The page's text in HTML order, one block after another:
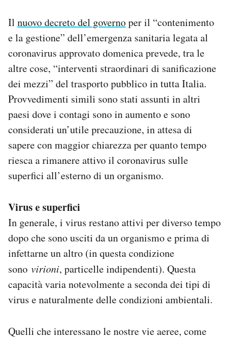
CALENDARIO
AREA PERSONALE
Area Personale
Newsletter
Hai bisogno di aiuto?
Esci
Il nuovo decreto del governoper il “contenimento
e la gestione” dell’emergenza sanitaria legata al
coronavirus approvato domenica prevede, tra le
altre cose, “interventi straordinari di sanificazione
dei mezzi” del trasporto pubblico in tutta Italia.
Provvedimenti simili sono stati assunti in altri
paesi dove i contagi sono in aumento e sono
considerati un’utile precauzione, in attesa di
sapere con maggior chiarezza per quanto tempo
riesca a rimanere attivo il coronavirus sulle
superfici all’esterno di un organismo.
Virus e superfici
In generale, i virus restano attivi per diverso tempo
dopo che sono usciti da un organismo e prima di
infettarne un altro (in questa condizione
sono virioni, particelle indipendenti). Questa
capacità varia notevolmente a seconda dei tipi di
virus e naturalmente delle condizioni ambientali.
Quelli che interessano le nostre vie aeree, come